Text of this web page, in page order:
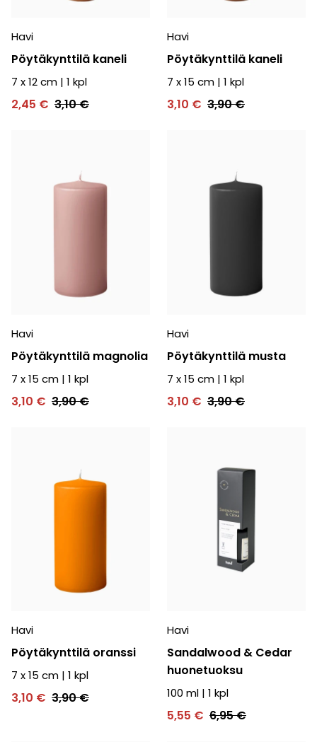
Havi
Pöytäkynttilä kaneli
7 x 12 cm | 1 kpl
2,45 € 3,10 €
Havi
Pöytäkynttilä kaneli
7 x 15 cm | 1 kpl
3,10 € 3,90 €
Havi
Pöytäkynttilä magnolia
7 x 15 cm | 1 kpl
3,10 € 3,90 €
Havi
Pöytäkynttilä musta
7 x 15 cm | 1 kpl
3,10 € 3,90 €
Havi
Pöytäkynttilä oranssi
7 x 15 cm | 1 kpl
3,10 € 3,90 €
Havi
Sandalwood & Cedar
huonetuoksu
100 ml | 1 kpl
5,55 € 6,95 €